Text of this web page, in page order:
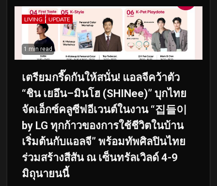
LIVING UPDATE
1 min read
เตรียมกรี๊ดกันให้สนั่น! แอลจีคว้าตัว
“ชิน เยอึน–มินโฮ (SHINee)” บุกไทย
จัดเอ็กซ์คลูซีฟอีเวนต์ในงาน “집들이
by LG ทุกก้าวของการใช้ชีวิตในบ้าน
เริ่มต้นกับแอลจี” พร้อมทัพศิลปินไทย
ร่วมสร้างสีสัน ณ เซ็นทรัลเวิลด์ 4-9
มิถุนายนนี้